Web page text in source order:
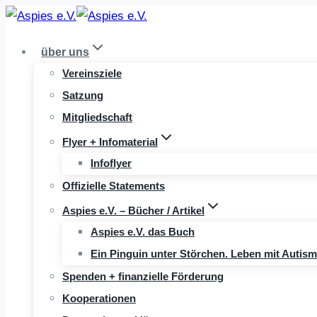
Zum
springenüber uns
Vereinsziele
Satzung
Mitgliedschaft
Flyer + Infomaterial
Infoflyer
Offizielle Statements
Aspies e.V. – Bücher / Artikel
Aspies e.V. das Buch
Ein Pinguin unter Störchen. Leben mit
Spenden + finanzielle Förderung
Kooperationen